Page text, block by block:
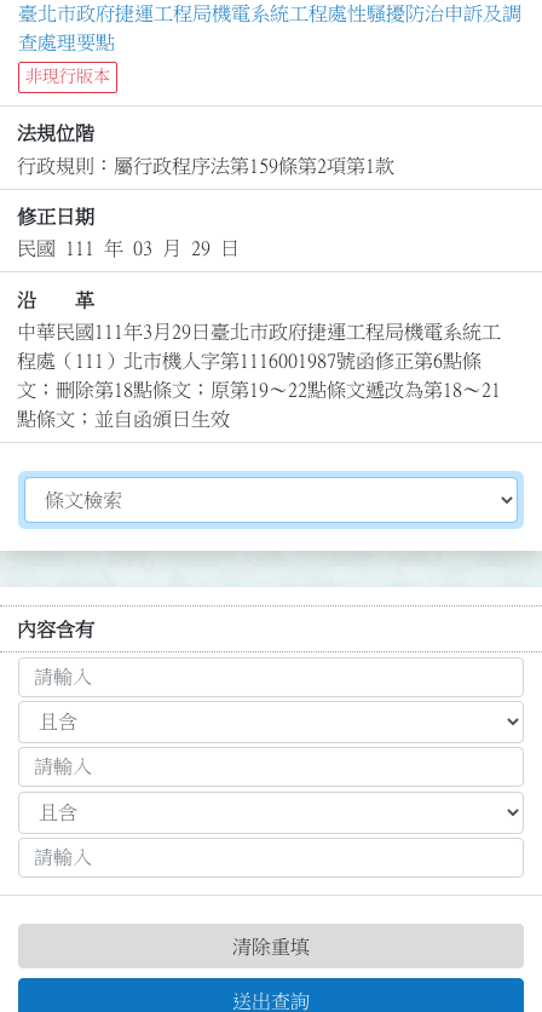
臺北市政府捷運工程局機電系統工程處性騷擾防治申訴及調
查處理要點
非現行版本
法規位階
行政規則：屬行政程序法第159條第2項第1款
修正日期
民國 111 年 03 月 29 日
沿 革
中華民國111年3月29日臺北市政府捷運工程局機電系統工
程處（111）北市機人字第1116001987號函修正第6點條
文；刪除第18點條文；原第19～22點條文遞改為第18～21
點條文；並自函頒日生效
切換選擇法規資訊內容
內容含有
送出查詢
清除重填